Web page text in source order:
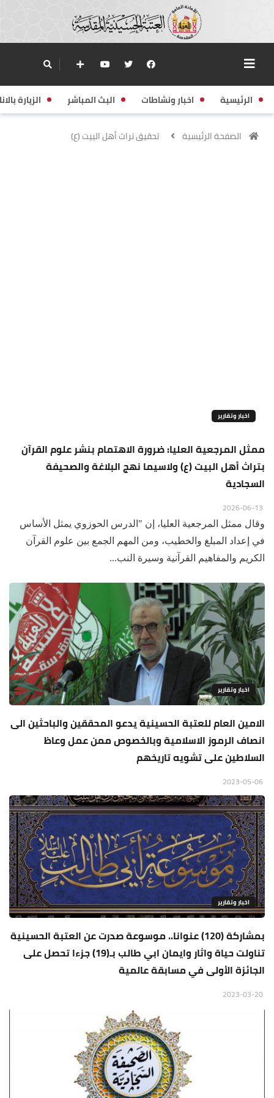
الرئيسية اخبار ونشاطات البث المباشر الزيارة
الصفحة الرئيسية تحقيق تراث أهل البيت (ع)
اخبار وتقارير
ممثل المرجعية العليا: ضرورة الاهتمام بنشر علوم القرآن
بتراث أهل البيت (ع) ولاسيما نهج البلاغة والصحيفة
السجادية
وقال ممثل المرجعية العليا، إن "الدرس الحوزوي يمثل الأساس
في إعداد المبلغ والخطيب، ومن المهم الجمع بين علوم القرآن
الكريم والمفاهيم القرآنية وسيرة النب...
اخبار وتقارير
الامين العام للعتبة الحسينية يدعو المحققين والباحثين الى
انصاف الرموز الاسلامية وبالخصوص ممن عمل وعاظ
السلاطين على تشويه تاريخهم
اخبار وتقارير
بمشاركة (120) عنوانا.. موسوعة صدرت عن العتبة الحسينية
تناولت حياة واثار وايمان ابي طالب بـ(19) جزءا تحصل على
الجائزة الأولى في مسابقة عالمية